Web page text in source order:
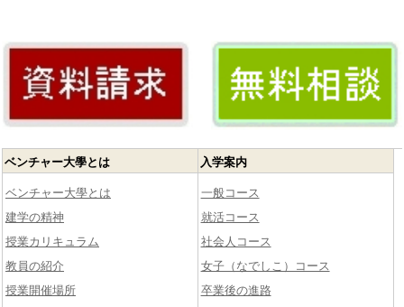
ベンチャー大學とは
ベンチャー大學とは
建学の精神
授業カリキュラム
教員の紹介
授業開催場所
入学案内
一般コース
就活コース
社会人コース
女子（なでしこ）コース
卒業後の進路